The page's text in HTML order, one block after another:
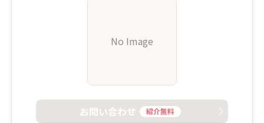
No Image
お問い合わせ 紹介無料